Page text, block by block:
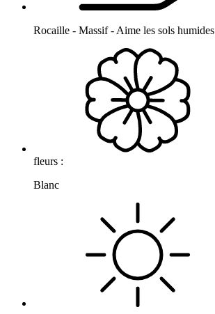
Rocaille - Massif - Aime les sols humides
fleurs :
Blanc